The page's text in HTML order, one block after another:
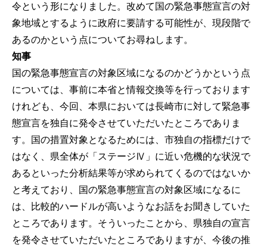
令という形になりました。改めて国の緊急事態宣言の対
象地域とするように政府に要請する可能性が、現段階で
あるのかという点についてお尋ねします。
知事
国の緊急事態宣言の対象区域になるのかどうかという点
については、事前に本省と情報交換等を行っております
けれども、今回、本県においては長崎市に対して緊急事
態宣言を独自に発令させていただいたところでありま
す。国の措置対象となるためには、市独自の指標だけで
はなく、県全体が「ステージⅣ」に近い危機的な状況で
あるといった分析結果等が求められてくるのではないか
と考えており、国の緊急事態宣言の対象区域になるに
は、比較的ハードルが高いようなお話をお聞きしていた
ところであります。そういったことから、県独自の宣言
を発令させていただいたところでありますが、今後の推